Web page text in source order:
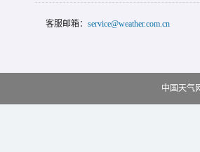
客服邮箱： service@weather.com.cn
中国天